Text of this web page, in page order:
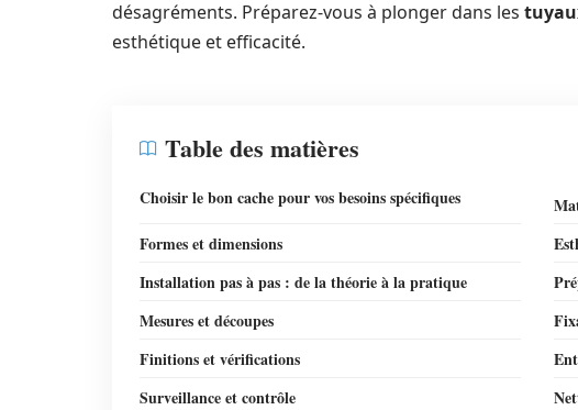
désagréments. Préparez-vous à plonger dans les
esthétique et efficacité.
Table des matières
Choisir le bon cache pour vos besoins spécifiques
Formes et dimensions
Installation pas à pas : de la théorie à la pratique
Mesures et découpes
Finitions et vérifications
Surveillance et contrôle